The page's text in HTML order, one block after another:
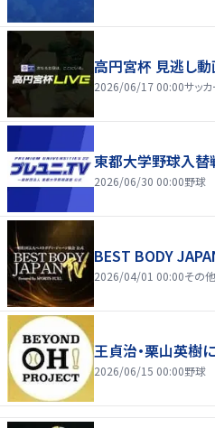
高円宮杯 見逃し動
2026/06/17 00:00サッ
東都大学野球入替
2026/06/30 00:00野球
BEST BODY
2026/04/01 00:00その
王貞治・栗山英樹
2026/06/15 00:00野球